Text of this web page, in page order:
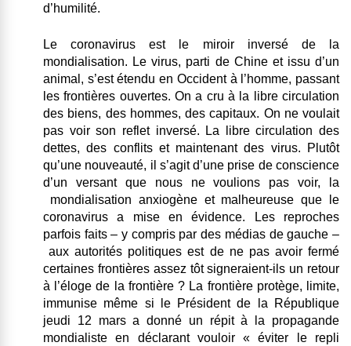
d’humilité.
Le coronavirus est le miroir inversé de la
mondialisation. Le virus, parti de Chine et issu d’un
animal, s’est étendu en Occident à l’homme, passant
les frontières ouvertes. On a cru à la libre circulation
des biens, des hommes, des capitaux. On ne voulait
pas voir son reflet inversé. La libre circulation des
dettes, des conflits et maintenant des virus. Plutôt
qu’une nouveauté, il s’agit d’une prise de conscience
d’un versant que nous ne voulions pas voir, la
mondialisation anxiogène et malheureuse que le
coronavirus a mise en évidence. Les reproches
parfois faits – y compris par des médias de gauche –
aux autorités politiques est de ne pas avoir fermé
certaines frontières assez tôt signeraient-ils un retour
à l’éloge de la frontière ? La frontière protège, limite,
immunise même si le Président de la République
jeudi 12 mars a donné un répit à la propagande
mondialiste en déclarant vouloir « éviter le repli